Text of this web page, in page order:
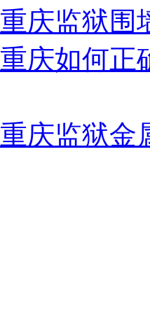
重庆监狱围
重庆如何正
重庆监狱金